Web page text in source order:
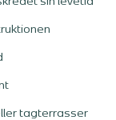
tagterrasser